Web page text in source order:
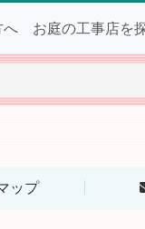
へ お庭の工事店を
ップ